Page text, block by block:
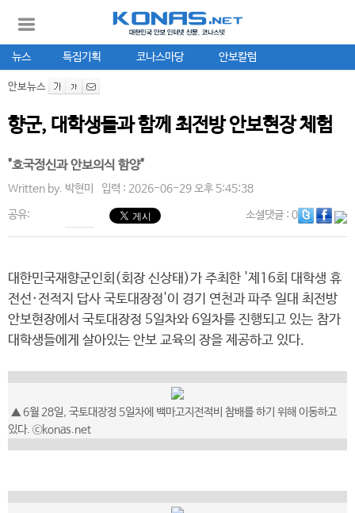
뉴스 특집기획 코나스마당 안보칼럼
안보뉴스
향군, 대학생들과 함께 최전방 안보현장 체험
"호국정신과 안보의식 함양"
Written by. 박현미 입력 : 2026-06-29 오후 5:45:38
공유: 소셜댓글: 0
대한민국재향군인회(회장 신상태)가 주최한 '제16회 대학생 휴
전선·전적지 답사 국토대장정'이 경기 연천과 파주 일대 최전방
안보현장에서 국토대장정 5일차와 6일차를 진행되고 있는 참가
대학생들에게 살아있는 안보 교육의 장을 제공하고 있다.
▲ 6월 28일, 국토대장정 5일차에 백마고지전적비 참배를 하기 위해 이동하고
있다. ⓒkonas.net